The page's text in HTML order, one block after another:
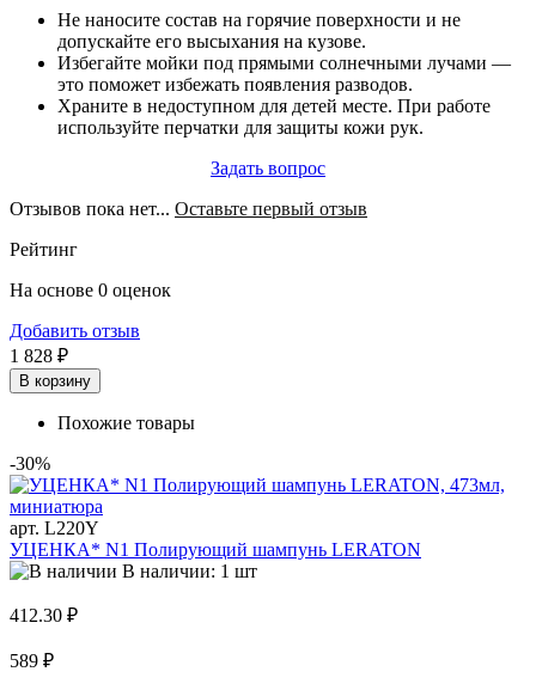
Не наносите состав на горячие поверхности и не
допускайте его высыхания на кузове.
Избегайте мойки под прямыми солнечными лучами —
это поможет избежать появления разводов.
Храните в недоступном для детей месте. При работе
используйте перчатки для защиты кожи рук.
Задать вопрос
Отзывов пока нет... Оставьте первый отзыв
Рейтинг
На основе 0 оценок
Добавить отзыв
1 828 ₽
В корзину
Похожие товары
-30%
арт. L220Y
УЦЕНКА* N1 Полирующий шампунь LERATON
В наличии: 1 шт
412.30 ₽
589 ₽